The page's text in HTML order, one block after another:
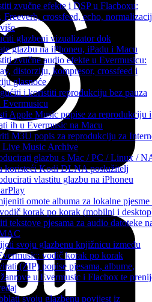
zvučne efekte i DSP u Flacboxu:
Freeverb, crossfeed, echo,
glazbeni vizualizator dok
glazbu na iPhoneu, iPadu i Macu
zvučne audio efekte u Evermusicu:
distorziju, kompresor, crossfeed i
glasnoće
i koristiti reprodukciju bez pauza
Evermusicu
Apple Music popise za reprodukciju i
ih u Evermusic na Macu
M3U popis za reprodukciju za
Music Archive
glazbu s Mac / PC / Linux /
koristeći Kodi DLNA poslužitelj
vlastitu glazbu na iPhoneu
omote albuma za lokalne pjesme
korak po korak (mobilni i
tekstove pjesama za audio datoteke
svoju glazbenu knjižnicu između
vodič korak po korak
(ZIP) popise pjesama, albume,
u Evermusic i Flacbox te
svoju glazbenu povijest iz